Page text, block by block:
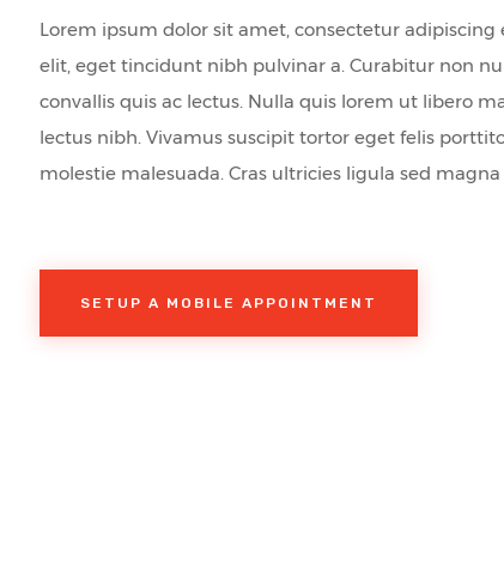
Lorem ipsum dolor sit amet, consectetur
elit, eget tincidunt nibh pulvinar a. Curabitur non
convallis quis ac lectus. Nulla quis lorem ut libero
lectus nibh. Vivamus suscipit tortor eget felis
molestie malesuada. Cras ultricies ligula sed
SETUP A MOBILE APPOINTMENT